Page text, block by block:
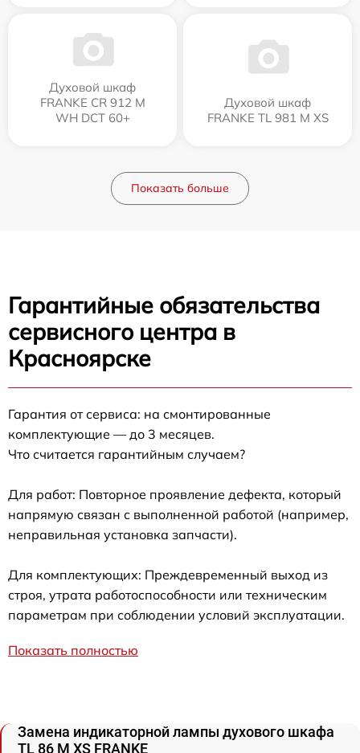
Духовой шкаф
FRANKE CR 912 M
WH DCT 60+
Духовой шкаф
FRANKE TL 981 M XS
Показать больше
Гарантийные обязательства
сервисного центра в
Красноярске
Гарантия от сервиса: на смонтированные
комплектующие — до 3 месяцев.
Что считается гарантийным случаем?
Для работ: Повторное проявление дефекта, который
напрямую связан с выполненной работой (например,
неправильная установка запчасти).
Для комплектующих: Преждевременный выход из
строя, утрата работоспособности или техническим
параметрам при соблюдении условий эксплуатации.
Показать полностью
Замена индикаторной лампы духового шкафа
TL 86 M XS FRANKE